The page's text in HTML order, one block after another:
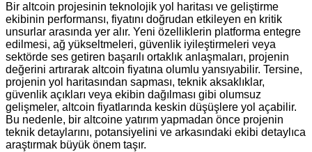
Bir altcoin projesinin teknolojik yol haritası ve geliştirme
ekibinin performansı, fiyatını doğrudan etkileyen en kritik
unsurlar arasında yer alır. Yeni özelliklerin platforma entegre
edilmesi, ağ yükseltmeleri, güvenlik iyileştirmeleri veya
sektörde ses getiren başarılı ortaklık anlaşmaları, projenin
değerini artırarak altcoin fiyatına olumlu yansıyabilir. Tersine,
projenin yol haritasından sapması, teknik aksaklıklar,
güvenlik açıkları veya ekibin dağılması gibi olumsuz
gelişmeler, altcoin fiyatlarında keskin düşüşlere yol açabilir.
Bu nedenle, bir altcoine yatırım yapmadan önce projenin
teknik detaylarını, potansiyelini ve arkasındaki ekibi detaylıca
araştırmak büyük önem taşır.